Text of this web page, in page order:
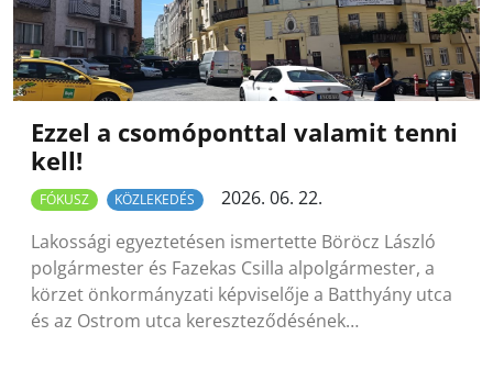
Ezzel a csomóponttal valamit tenni
kell!
FÓKUSZ KÖZLEKEDÉS
2026. 06. 22.
Lakossági egyeztetésen ismertette Böröcz László
polgármester és Fazekas Csilla alpolgármester, a
körzet önkormányzati képviselője a Batthyány utca
és az Ostrom utca kereszteződésének…